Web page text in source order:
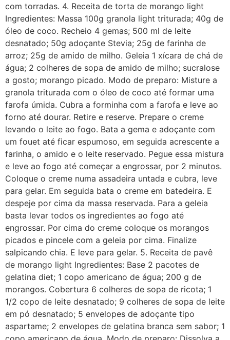
com torradas. 4. Receita de torta de morango light
Ingredientes: Massa 100g granola light triturada; 40g de
óleo de coco. Recheio 4 gemas; 500 ml de leite
desnatado; 50g adoçante Stevia; 25g de farinha de
arroz; 25g de amido de milho. Geleia 1 xícara de chá de
água; 2 colheres de sopa de amido de milho; sucralose
a gosto; morango picado. Modo de preparo: Misture a
granola triturada com o óleo de coco até formar uma
farofa úmida. Cubra a forminha com a farofa e leve ao
forno até dourar. Retire e reserve. Prepare o creme
levando o leite ao fogo. Bata a gema e adoçante com
um fouet até ficar espumoso, em seguida acrescente a
farinha, o amido e o leite reservado. Pegue essa mistura
e leve ao fogo até começar a engrossar, por 2 minutos.
Coloque o creme numa assadeira untada e cubra, leve
para gelar. Em seguida bata o creme em batedeira. E
despeje por cima da massa reservada. Para a geleia
basta levar todos os ingredientes ao fogo até
engrossar. Por cima do creme coloque os morangos
picados e pincele com a geleia por cima. Finalize
salpicando chia. E leve para gelar. 5. Receita de pavê
de morango light Ingredientes: Base 2 pacotes de
gelatina diet; 1 copo americano de água; 200 g de
morangos. Cobertura 6 colheres de sopa de ricota; 1
1/2 copo de leite desnatado; 9 colheres de sopa de leite
em pó desnatado; 5 envelopes de adoçante tipo
aspartame; 2 envelopes de gelatina branca sem sabor; 1